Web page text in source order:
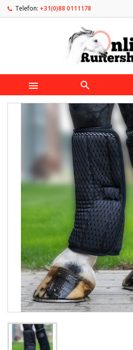
Telefon: +31(0)88 0111178
 